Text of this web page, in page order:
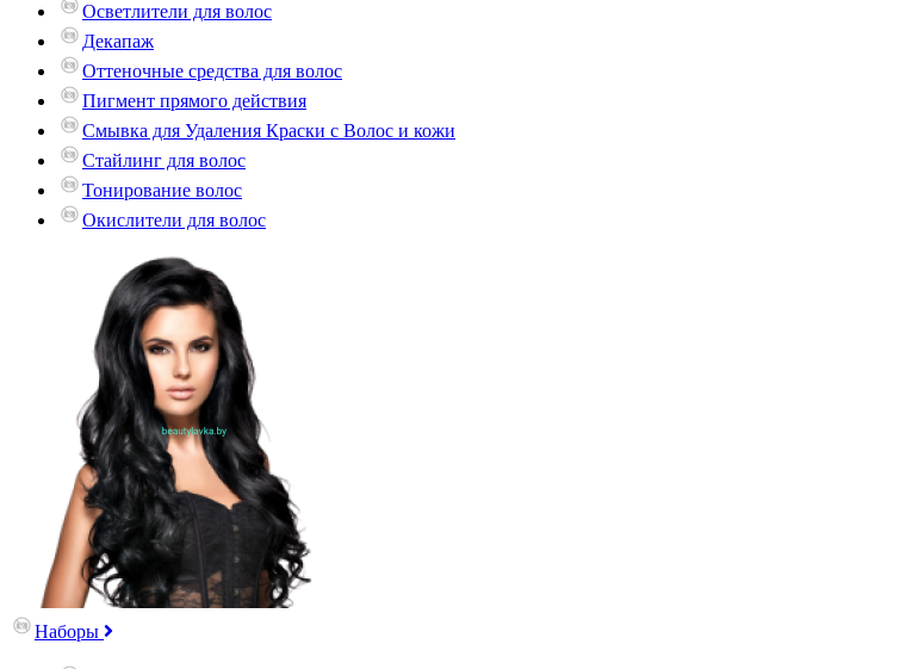
Осветлители для волос
Декапаж
Оттеночные средства для волос
Пигмент прямого действия
Смывка для Удаления Краски с Волос и кожи
Стайлинг для волос
Тонирование волос
Окислители для волос
Наборы